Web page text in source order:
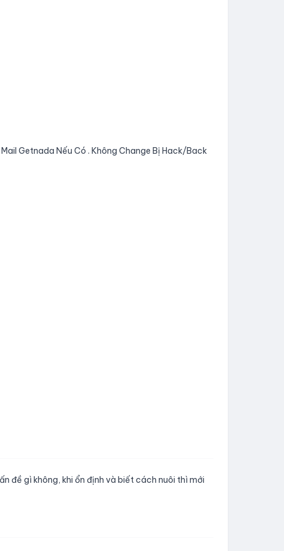
Getnada Nếu Có . Không Change Bị Hack/Back
đề gì không, khi ổn định và biết cách nuôi thì mới